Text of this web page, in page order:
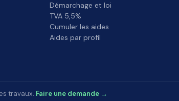
Démarchage et loi
TVA 5,5%
Cumuler les aides
Aides par profil
travaux. Faire une demande →